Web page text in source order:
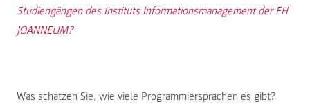
Studiengängen des Instituts Informationsmanagement der FH
JOANNEUM?
Was schätzen Sie, wie viele Programmiersprachen es gibt?